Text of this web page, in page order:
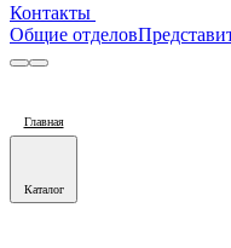
Контакты
Общие отделов
Главная
Каталог